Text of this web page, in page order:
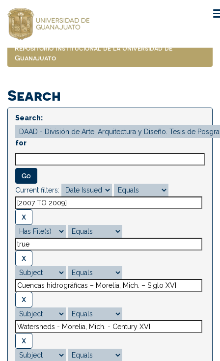
navigation
Repositorio Institucional de la Universidad de
Guanajuato
Search
Search:
for
Current filters: